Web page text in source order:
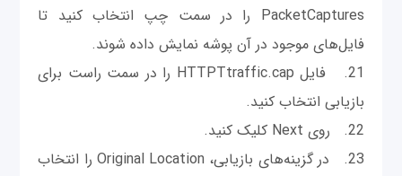
PacketCaptures را در سمت چپ انتخاب کنید تا
فایل‌های موجود در آن پوشه نمایش داده شوند.
21. فایل HTTPTtraffic.cap را در سمت راست برای
بازیابی انتخاب کنید.
22. روی Next کلیک کنید.
23. در گزینه‌های بازیابی، Original Location را انتخاب